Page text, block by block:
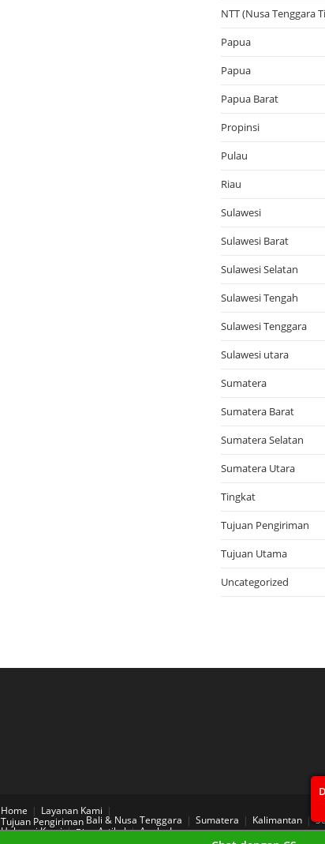
NTT (Nusa Tenggara
Papua
Papua
Papua Barat
Propinsi
Pulau
Riau
Sulawesi
Sulawesi Barat
Sulawesi Selatan
Sulawesi Tengah
Sulawesi Tenggara
Sulawesi utara
Sumatera
Sumatera Barat
Sumatera Selatan
Sumatera Utara
Tingkat
Tujuan Pengiriman
Tujuan Utama
Uncategorized
Home
Layanan Kami
Tujuan Pengiriman Bali & Nusa Tenggara Sumatera Kalimantan
Hubungi Kami
BlogArtikel Aneka Layanan